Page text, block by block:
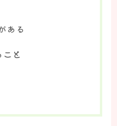
ついて
ある
と